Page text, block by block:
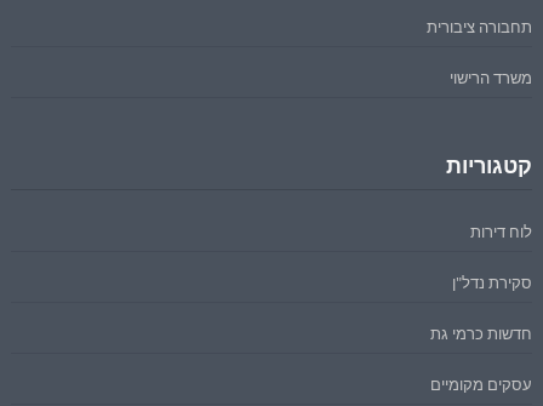
תחבורה ציבורית
משרד הרישוי
קטגוריות
לוח דירות
סקירת נדל"ן
חדשות כרמי גת
עסקים מקומיים